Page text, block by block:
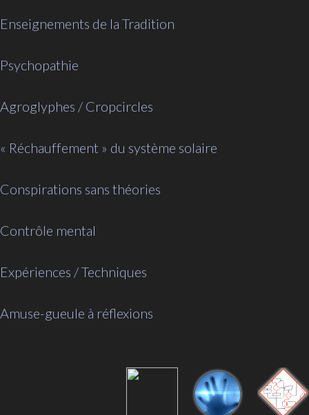
Enseignements de la Tradition
Psychopathie
Agroglyphes / Cropcircles
« Réchauffement » du système solaire
Conspirations sans théories
Contrôle mental
Expériences / Techniques
Amuse-gueule à réflexions